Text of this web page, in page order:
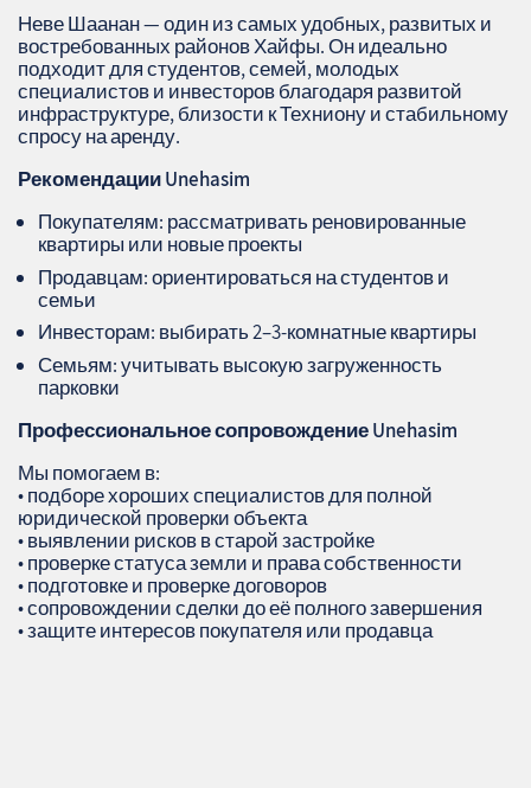
Неве Шаанан — один из самых удобных, развитых и
востребованных районов Хайфы. Он идеально
подходит для студентов, семей, молодых
специалистов и инвесторов благодаря развитой
инфраструктуре, близости к Техниону и стабильному
спросу на аренду.
Рекомендации Unehasim
Покупателям: рассматривать реновированные
квартиры или новые проекты
Продавцам: ориентироваться на студентов и
семьи
Инвесторам: выбирать 2–3‑комнатные квартиры
Семьям: учитывать высокую загруженность
парковки
Профессиональное сопровождениеUnehasim
Мы помогаем в:
• подборе хороших специалистов для полной
юридической проверки объекта
• выявлении рисков в старой застройке
• проверке статуса земли и права собственности
• подготовке и проверке договоров
• сопровождении сделки до её полного завершения
• защите интересов покупателя или продавца